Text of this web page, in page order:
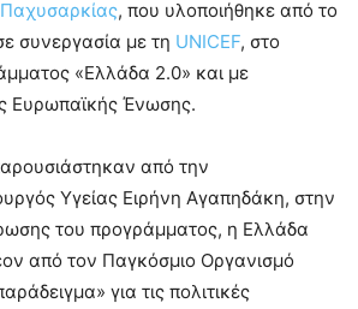
Παχυσαρκίας, που υλοποιήθηκε από το
συνεργασία με τη UNICEF, στο
«Ελλάδα 2.0» και με
Ευρωπαϊκής Ένωσης.
από την
Υγείας Ειρήνη Αγαπηδάκη, στην
του προγράμματος, η Ελλάδα
από τον Παγκόσμιο Οργανισμό
για τις πολιτικές